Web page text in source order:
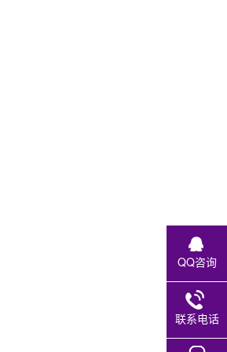
QQ咨询
联系电话